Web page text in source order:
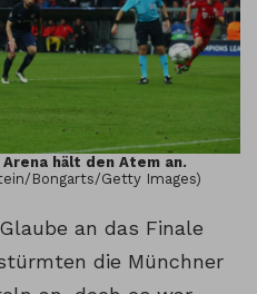
hält den Atem an.
Bongarts/Getty Images)
an das Finale
die Münchner